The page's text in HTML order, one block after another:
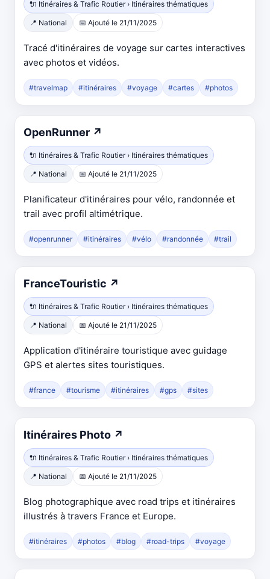
un
nouvel
onglet
🔌 Itinéraires & Trafic Routier › Itinéraires thématiques
📍 National 📅 Ajouté le 21/11/2025
Tracé d'itinéraires de voyage sur cartes interactives
avec photos et vidéos.
#travelmap #itinéraires #voyage #cartes #photos
OpenRunner ↗
dans
un
onglet
🔌 Itinéraires & Trafic Routier › Itinéraires thématiques
📍 National 📅 Ajouté le 21/11/2025
Planificateur d'itinéraires pour vélo, randonnée et
trail avec profil altimétrique.
#openrunner #itinéraires #vélo #randonnée #trail
FranceTouristic ↗
dans
un
onglet
🔌 Itinéraires & Trafic Routier › Itinéraires thématiques
📍 National 📅 Ajouté le 21/11/2025
Application d'itinéraire touristique avec guidage
GPS et alertes sites touristiques.
#france #tourisme #itinéraires #gps #sites
Itinéraires Photo ↗
dans
un
onglet
🔌 Itinéraires & Trafic Routier › Itinéraires thématiques
📍 National 📅 Ajouté le 21/11/2025
Blog photographique avec road trips et itinéraires
illustrés à travers France et Europe.
#itinéraires #photos #blog #road-trips #voyage